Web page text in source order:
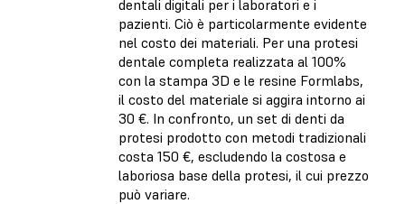
dentali digitali per i laboratori e i
pazienti. Ciò è particolarmente evidente
nel costo dei materiali. Per una protesi
dentale completa realizzata al 100%
con la stampa 3D e le resine Formlabs,
il costo del materiale si aggira intorno ai
30 €. In confronto, un set di denti da
protesi prodotto con metodi tradizionali
costa 150 €, escludendo la costosa e
laboriosa base della protesi, il cui prezzo
può variare.